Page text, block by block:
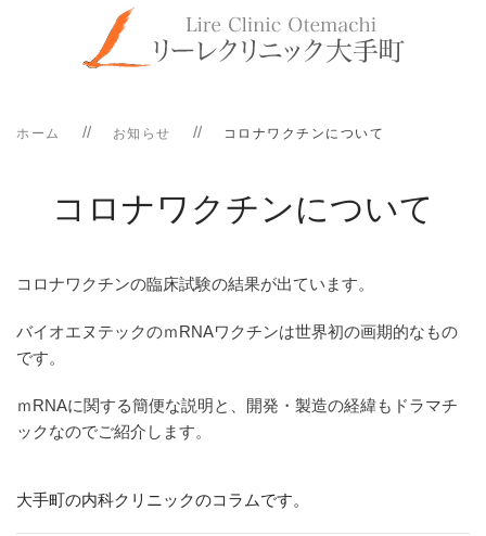
ホーム お知らせ コロナワクチンについて
コロナワクチンについて
コロナワクチンの臨床試験の結果が出ています。
バイオエヌテックのｍRNAワクチンは世界初の画期的なもの
です。
ｍRNAに関する簡便な説明と、開発・製造の経緯もドラマチ
ックなのでご紹介します。
大手町の内科クリニックのコラムです。